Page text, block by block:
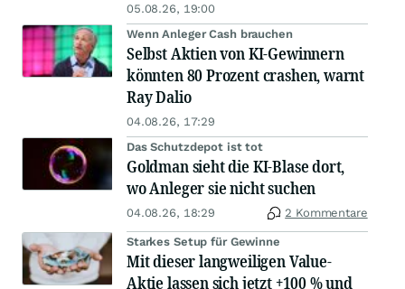
05.08.26, 19:00
Wenn Anleger Cash brauchen
Selbst Aktien von KI-Gewinnern
könnten 80 Prozent crashen, warnt
Ray Dalio
04.08.26, 17:29
Das Schutzdepot ist tot
Goldman sieht die KI-Blase dort,
wo Anleger sie nicht suchen
04.08.26, 18:29 2 Kommentare
Starkes Setup für Gewinne
Mit dieser langweiligen Value-
Aktie lassen sich jetzt +100 % und